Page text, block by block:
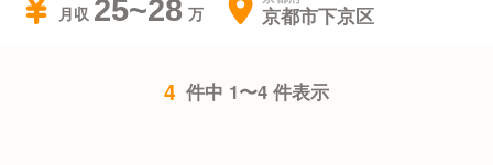
月収 25~28 京都市下京区
4 件中 1〜4 件表示